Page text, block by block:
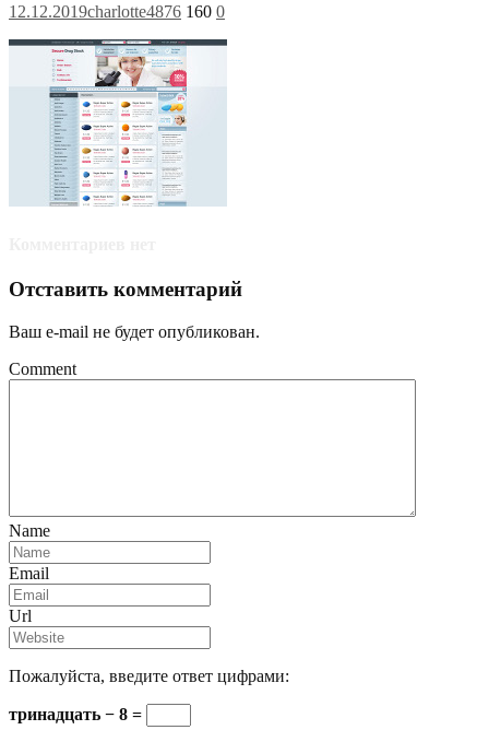
12.12.2019charlotte4876 160 0
Отставить комментарий
Ваш e-mail не будет опубликован.
Comment
Name
Email
Url
Пожалуйста, введите ответ цифрами:
тринадцать − 8 =